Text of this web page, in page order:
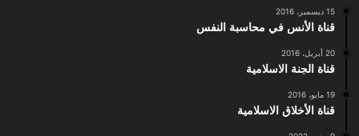
15 ديسمبر، 2016
قناة الأنس في محاسبة النفس
20 أبريل، 2016
قناة الجنة الاسلامية
19 مايو، 2016
قناة الأخلاق الاسلامية